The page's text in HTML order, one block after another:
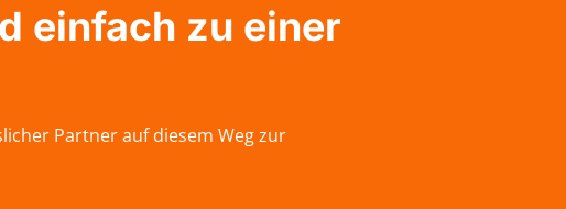
einfach zu einer
Partner auf diesem Weg zur